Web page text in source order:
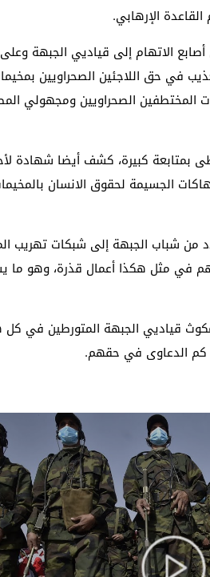
الإرهابي.
الاتهام إلى قياديي الجبهة
في حق اللاجئين الصحراويين
الصحراويين ومجهولي
كبيرة، كشف أيضا شهادة
الجسيمة لحقوق الانسان
شباب الجبهة إلى شبكات تهريب
في مثل هكذا أعمال قذرة، وهو ما
قياديي الجبهة المتورطين في كل
كم الدعاوى في حقهم.